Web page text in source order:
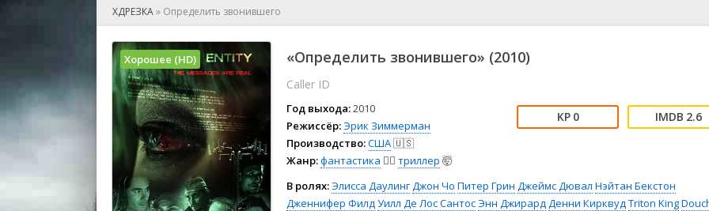
🕺 Мюзикл
👨‍💼 Новости
👨‍💻 Реальное тв
🎤 Ток-шоу
😱 Ужасы
🧙‍♀️ Фантастика
🤠 Фильм-нуар
🧝‍♂️ Фэнтези
🏅 Церемония
ХДРЕЗКА» Определить звонившего
«Определить звонившего» (2010)
Caller ID
Год выхода:2010
Режиссёр:Эрик Зиммерман
Производство:США🇺🇸
Жанр:фантастика 🧙‍♀️ триллер 🤯
0 2.6
В ролях:Элисса ДаулингДжон Чо Питер Грин Джеймс Дювал Нэйтан Бекстон
Дженнифер ФилдУилл Де Лос СантосЭнн ДжирардДенни КирквудTriton King
Хорошее (HD)